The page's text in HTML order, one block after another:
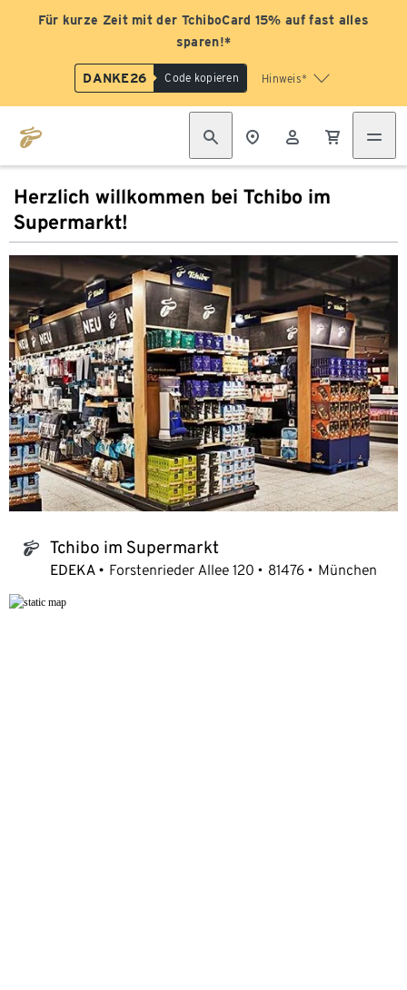
Für kurze Zeit mit der TchiboCard 15% auf fast alles
sparen!*
DANKE26 Code kopieren Hinweis*
Herzlich willkommen bei Tchibo im
Supermarkt!
tchibo_logo Tchibo im Supermarkt
EDEKA Forstenrieder Allee 120 81476 München